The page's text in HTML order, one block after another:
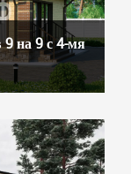
на 9 с 4-мя